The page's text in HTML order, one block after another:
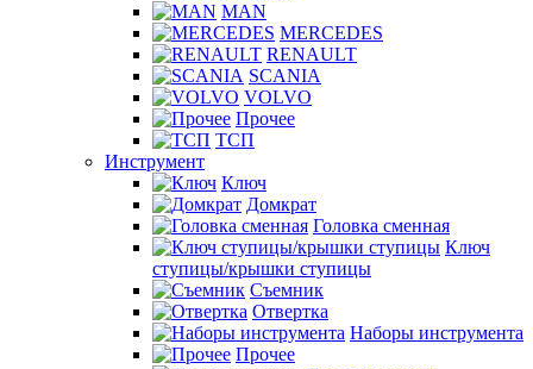
MAN
MERCEDES
RENAULT
SCANIA
VOLVO
Прочее
ТСП
Инструмент
Ключ
Домкрат
Головка сменная
Ключ
ступицы/крышки ступицы
Съемник
Отвертка
Наборы инструмента
Прочее